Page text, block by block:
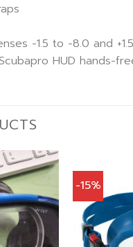
-1.5 to -8.0 and
HUD hands-
-15%